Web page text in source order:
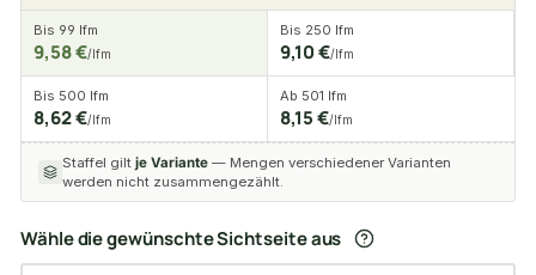
Bis 99 lfm
9,58 €/lfm
Bis 250 lfm
9,10 €/lfm
Bis 500 lfm
8,62 €/lfm
Ab 501 lfm
8,15 €/lfm
Staffel gilt je Variante — Mengen verschiedener Varianten
werden nicht zusammengezählt.
Wähle die gewünschte Sichtseite aus